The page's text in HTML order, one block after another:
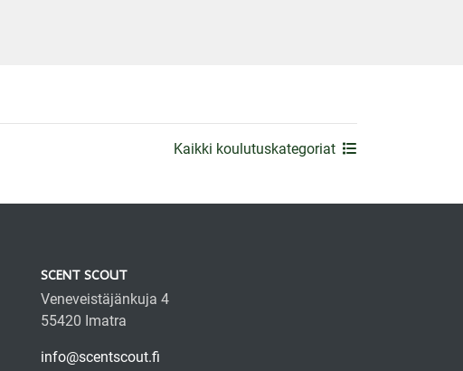
Kaikki koulutuskategoriat
SCENT SCOUT
Veneveistäjänkuja 4
55420 Imatra
info@scentscout.fi